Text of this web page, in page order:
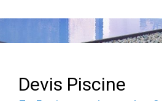
Devis Piscine